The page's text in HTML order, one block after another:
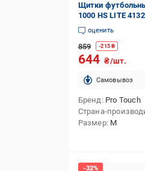
Щитки
1000 HS LITE
черный
оценить
859 -215₴
644 ₴/шт.
Cамовывоз
Бренд Pro Touch
Страна-
Размер M